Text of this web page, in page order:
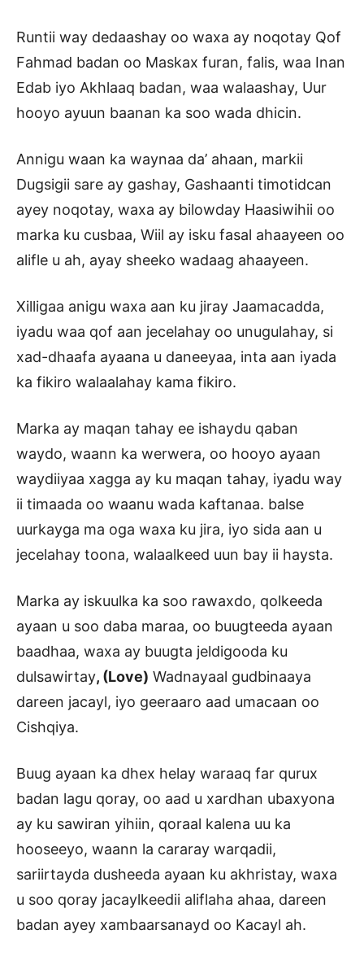
Runtii way dedaashay oo waxa ay noqotay Qof
Fahmad badan oo Maskax furan, falis, waa Inan
Edab iyo Akhlaaq badan, waa walaashay, Uur
hooyo ayuun baanan ka soo wada dhicin.
Annigu waan ka waynaa da’ ahaan, markii
Dugsigii sare ay gashay, Gashaanti timotidcan
ayey noqotay, waxa ay bilowday Haasiwihii oo
marka ku cusbaa, Wiil ay isku fasal ahaayeen oo
alifle u ah, ayay sheeko wadaag ahaayeen.
Xilligaa anigu waxa aan ku jiray Jaamacadda,
iyadu waa qof aan jecelahay oo unugulahay, si
xad-dhaafa ayaana u daneeyaa, inta aan iyada
ka fikiro walaalahay kama fikiro.
Marka ay maqan tahay ee ishaydu qaban
waydo, waann ka werwera, oo hooyo ayaan
waydiiyaa xagga ay ku maqan tahay, iyadu way
ii timaada oo waanu wada kaftanaa. balse
uurkayga ma oga waxa ku jira, iyo sida aan u
jecelahay toona, walaalkeed uun bay ii haysta.
Marka ay iskuulka ka soo rawaxdo, qolkeeda
ayaan u soo daba maraa, oo buugteeda ayaan
baadhaa, waxa ay buugta jeldigooda ku
dulsawirtay, (Love) Wadnayaal gudbinaaya
dareen jacayl, iyo geeraaro aad umacaan oo
Cishqiya.
Buug ayaan ka dhex helay waraaq far qurux
badan lagu qoray, oo aad u xardhan ubaxyona
ay ku sawiran yihiin, qoraal kalena uu ka
hooseeyo, waann la cararay warqadii,
sariirtayda dusheeda ayaan ku akhristay, waxa
u soo qoray jacaylkeedii aliflaha ahaa, dareen
badan ayey xambaarsanayd oo Kacayl ah.